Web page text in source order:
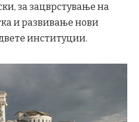
за зацврстување на
и развивање нови
институции.